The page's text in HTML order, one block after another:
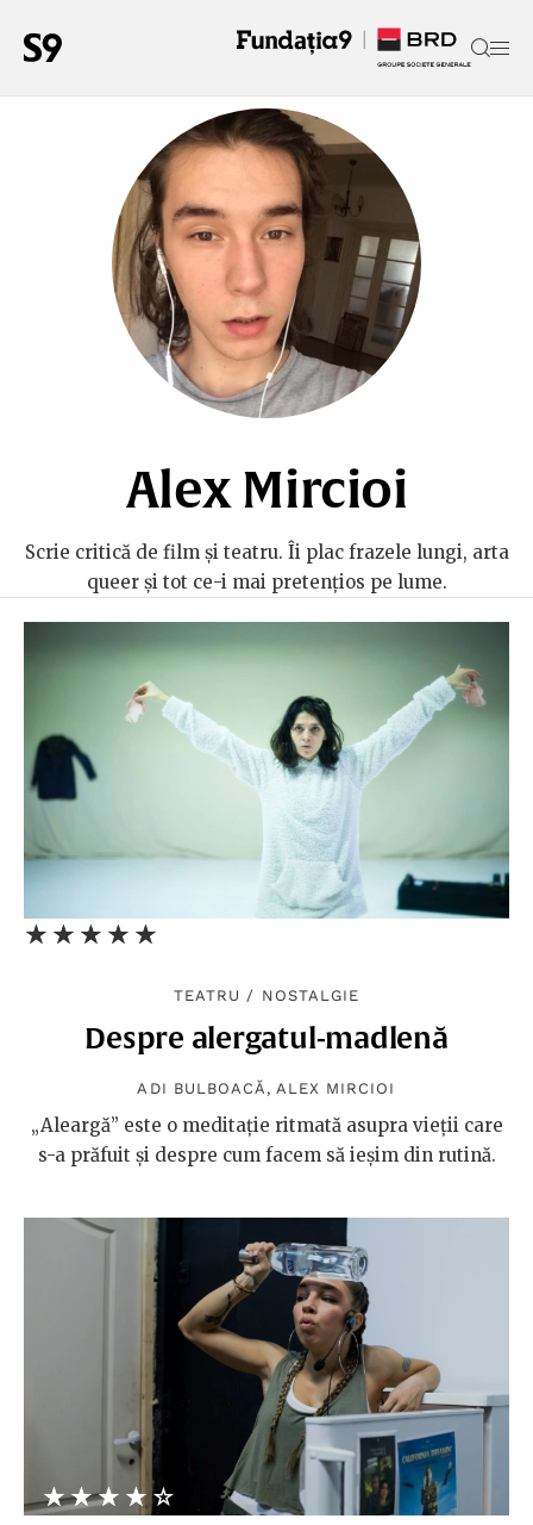
Alex Mircioi
Scrie critică de film şi teatru. Îi plac frazele lungi, arta
queer şi tot ce-i mai pretenţios pe lume.
★★★★★
☆☆☆☆☆
TEATRU / NOSTALGIE
Despre alergatul-madlenă
ADI BULBOACĂ ,ALEX MIRCIOI
„Aleargă” este o meditaţie ritmată asupra vieţii care
s-a prăfuit şi despre cum facem să ieşim din rutină.
★★★★★
☆☆☆☆☆